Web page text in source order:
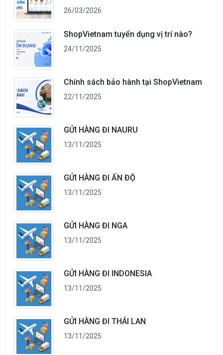
26/03/2026
ShopVietnam tuyển dụng vị trí nào?
24/11/2025
Chính sách bảo hành tại ShopVietnam
22/11/2025
GỬI HÀNG ĐI NAURU
13/11/2025
GỬI HÀNG ĐI ẤN ĐỘ
13/11/2025
GỬI HÀNG ĐI NGA
13/11/2025
GỬI HÀNG ĐI INDONESIA
13/11/2025
GỬI HÀNG ĐI THÁI LAN
13/11/2025